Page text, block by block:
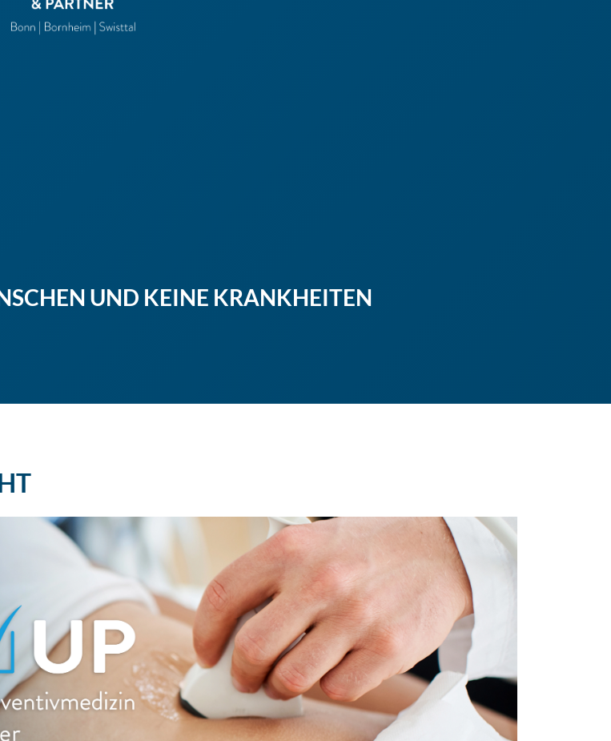
UND KEINE KRANKHEITEN